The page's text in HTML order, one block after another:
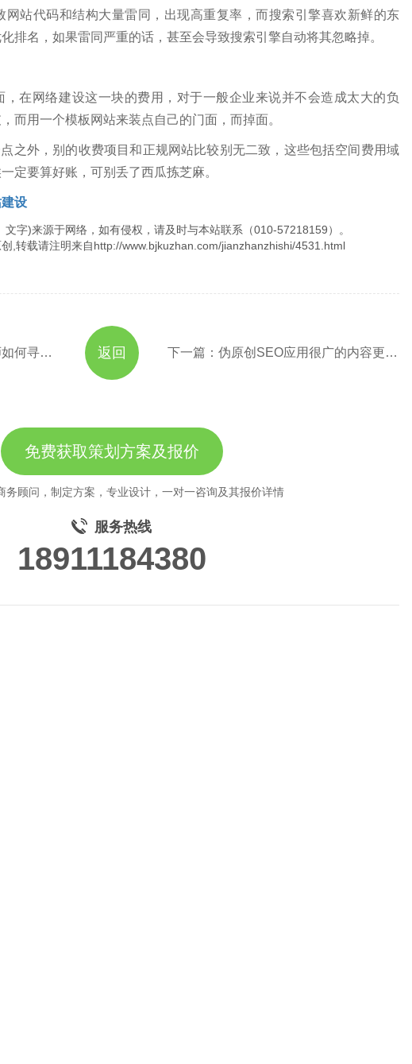
网站代码和结构大量雷同，出现高重复率，而搜索引擎喜欢新鲜的东
排名，如果雷同严重的话，甚至会导致搜索引擎自动将其忽略掉。
网络建设这一块的费用，对于一般企业来说并不会造成太大的负
而用一个模板网站来装点自己的门面，而掉面。
外，别的收费项目和正规网站比较别无二致，这些包括空间费用域
定要算好账，可别丢了西瓜拣芝麻。
设
文字)来源于网络，如有侵权，请及时与本站联系（010-57218159）。
,转载请注明来自http://www.bjkuzhan.com/jianzhanzhishi/4531.html
上一篇：高端网站建设—设计师如何寻找设计灵感 下一篇：伪原创SEO应用很广的内容更新方法
返回
免费获取策划方案及报价
务顾问，制定方案，专业设计，一对一咨询及其报价详情
服务热线
18911184380